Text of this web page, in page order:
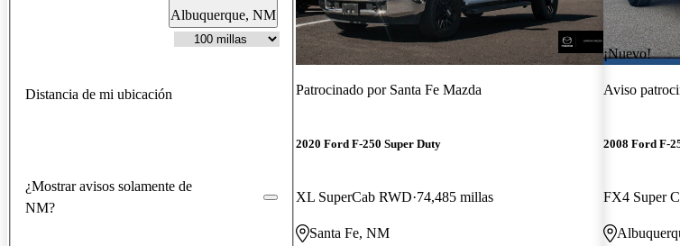
Albuquerque, NM
Distancia de mi ubicación
¿Mostrar avisos solamente de
NM?
Patrocinado por Santa Fe Mazda
2020 Ford F-250 Super Duty
XL SuperCab RWD 74,485 millas
Santa Fe, NM
¡Nuevo!
Aviso
2008 Ford F-
FX4 Super